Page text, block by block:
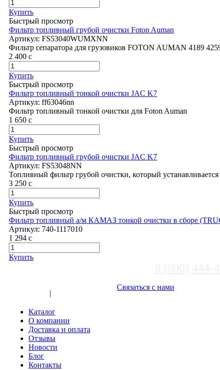
Купить
Быстрый просмотр
Фильтр топливный грубой очистки Foton Auman
Артикул: FS53040WUMXNN
Фильтр сепаратора для грузовиков FOTON AUMAN 4189
2 400 c
Купить
Быстрый просмотр
Фильтр топливный тонкой очистки JAC K7
Артикул: ff63046nn
Фильтр топливный тонкой очистки для Foton Auman
1 650 c
Купить
Быстрый просмотр
Фильтр топливный грубой очистки JAC K7
Артикул: FS53048NN
Топливный фильтр грубой очистки, который
3 250 c
Купить
Быстрый просмотр
Фильтр топливный а/м КАМАЗ тонкой очистки в сборе
Артикул: 740-1117010
1 294 c
Купить
|
Связаться с нами
Каталог
О компании
Доставка и оплата
Отзывы
Новости
Блог
Контакты